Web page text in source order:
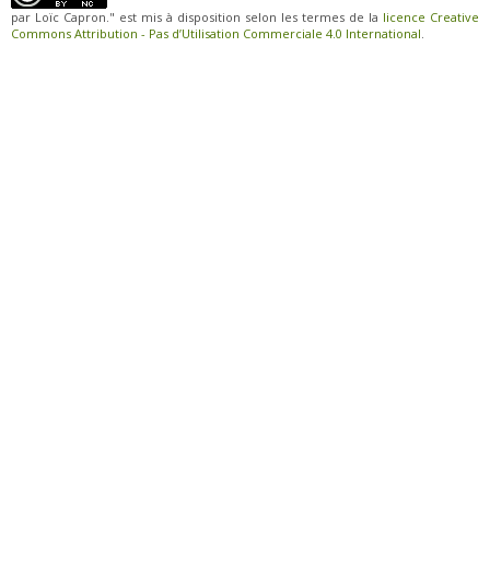
par Loïc Capron." est mis à disposition selon les termes de la licence Creative
Commons Attribution - Pas d’Utilisation Commerciale 4.0 International.